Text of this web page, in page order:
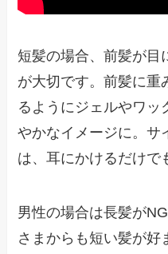
短髪の場合、前髪が目
が大切です。前髪に重
るようにジェルやワッ
やかなイメージに。サ
は、耳にかけるだけで
男性の場合は長髪が
さまからも短い髪が好